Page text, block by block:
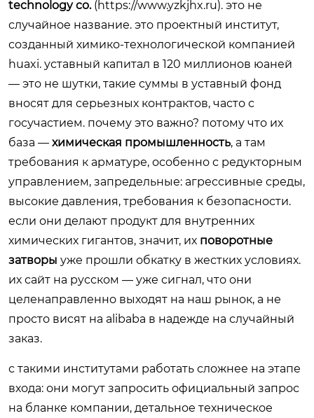
technology co.(https://www.yzkjhx.ru). это не
случайное название. это проектный институт,
созданный химико-технологической компанией
huaxi. уставный капитал в 120 миллионов юаней
— это не шутки, такие суммы в уставный фонд
вносят для серьезных контрактов, часто с
госучастием. почему это важно? потому что их
база — химическая промышленность, а там
требования к арматуре, особенно с редукторным
управлением, запредельные: агрессивные среды,
высокие давления, требования к безопасности.
если они делают продукт для внутренних
химических гигантов, значит, их поворотные
затворы уже прошли обкатку в жестких условиях.
их сайт на русском — уже сигнал, что они
целенаправленно выходят на наш рынок, а не
просто висят на alibaba в надежде на случайный
заказ.
с такими институтами работать сложнее на этапе
входа: они могут запросить официальный запрос
на бланке компании, детальное техническое